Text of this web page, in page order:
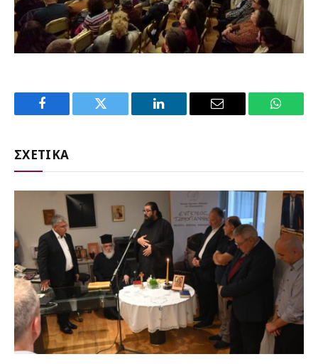
Facebook Twitter LinkedIn Email
ΣΧΕΤΙΚΑ